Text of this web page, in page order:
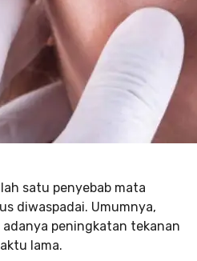
satu penyebab mata
diwaspadai. Umumnya,
peningkatan tekanan
lama.